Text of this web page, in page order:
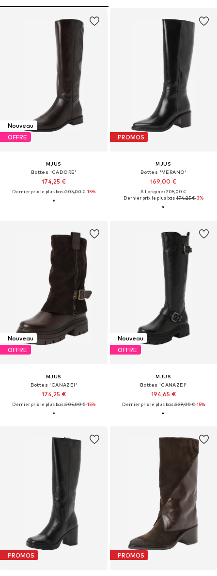
Nouveau
OFFRE
MJUS
Bottes 'CADORE'
174,25 €
Dernier prix le plus bas :205,00 €-15%
PROMOS
MJUS
Bottes 'MERANO'
169,00 €
À l'origine : 205,00 €
Dernier prix le plus bas :174,25 €-3%
Nouveau
OFFRE
MJUS
Bottes 'CANAZEI'
174,25 €
Dernier prix le plus bas :205,00 €-15%
Nouveau
OFFRE
MJUS
Bottes 'CANAZEI'
194,65 €
Dernier prix le plus bas :229,00 €-15%
PROMOS PROMOS